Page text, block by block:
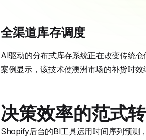
全渠道库存调度
AI驱动的分布式库存系统正在改变传统
案例显示，该技术使澳洲市场的补货时效
决策效率的范式
Shopify后台的BI工具运用时间序列预测